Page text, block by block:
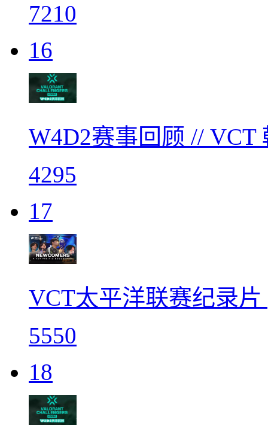
7210
16
W4D2赛事回顾 // VCT
4295
17
VCT太平洋联赛纪录片
5550
18